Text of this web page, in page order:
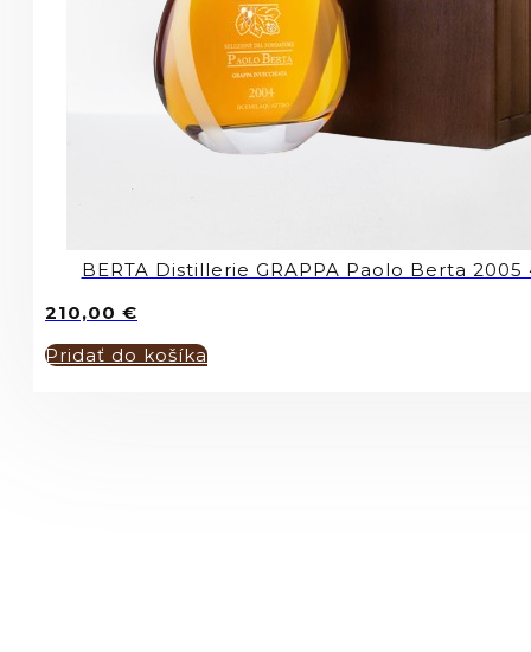
BERTA Distillerie GRAPPA Paolo Berta
210,00 €
Pridať do košíka